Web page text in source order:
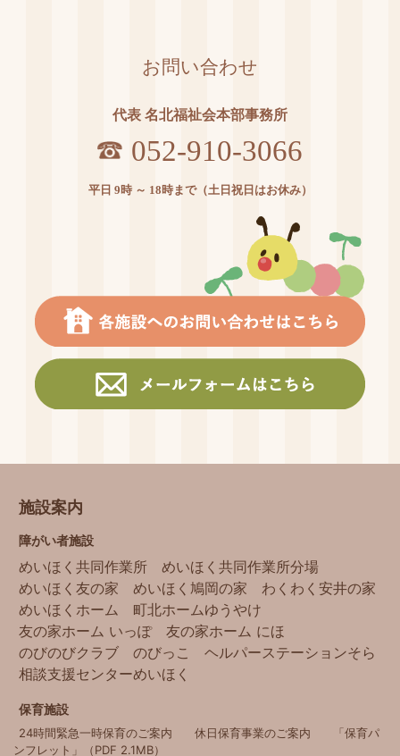
お問い合わせ
代表 名北福祉会本部事務所
052-910-3066
平日 9時 ～ 18時まで（土日祝日はお休み）
施設案内
障がい者施設
めいほく共同作業所
めいほく共同作業所分場
めいほく友の家
めいほく鳩岡の家
わくわく安井の家
めいほくホーム
町北ホームゆうやけ
友の家ホーム いっぽ
友の家ホーム にほ
のびのびクラブ
のびっこ
ヘルパーステーションそら
相談支援センターめいほく
保育施設
24時間緊急一時保育のご案内 休日保育事業のご案内
「保育パ
ンフレット」（PDF 2.1MB）